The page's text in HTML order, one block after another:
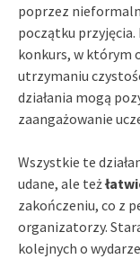
poprzez
początku przyjęcia.
konkurs, w którym
utrzymaniu
działania mogą
zaangażowanie
Wszystkie te
udane, ale też
zakończeniu, co z
organizatorzy.
kolejnych o